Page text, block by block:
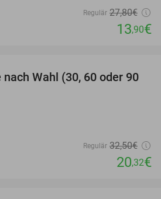
Regulär 27,80€
13,90€
37%
Wahl (30, 60 oder 90
Regulär 32,50€
20,32€